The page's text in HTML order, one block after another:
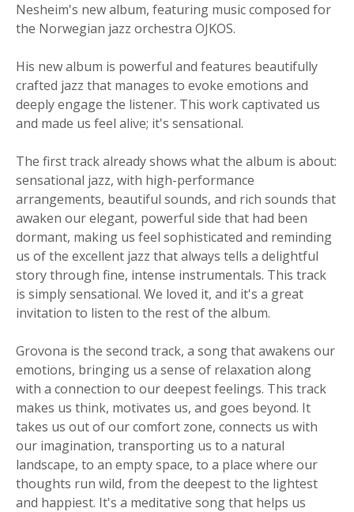
Nesheim's new album, featuring music composed for
the Norwegian jazz orchestra OJKOS.
His new album is powerful and features beautifully
crafted jazz that manages to evoke emotions and
deeply engage the listener. This work captivated us
and made us feel alive; it's sensational.
The first track already shows what the album is about:
sensational jazz, with high-performance
arrangements, beautiful sounds, and rich sounds that
awaken our elegant, powerful side that had been
dormant, making us feel sophisticated and reminding
us of the excellent jazz that always tells a delightful
story through fine, intense instrumentals. This track
is simply sensational. We loved it, and it's a great
invitation to listen to the rest of the album.
Grovona is the second track, a song that awakens our
emotions, bringing us a sense of relaxation along
with a connection to our deepest feelings. This track
makes us think, motivates us, and goes beyond. It
takes us out of our comfort zone, connects us with
our imagination, transporting us to a natural
landscape, to an empty space, to a place where our
thoughts run wild, from the deepest to the lightest
and happiest. It's a meditative song that helps us